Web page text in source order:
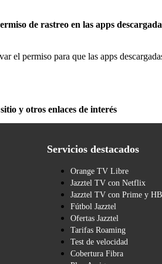
de rastreo en las apps
el permiso para que las apps
y otros enlaces de interés
Servicios destacados
Orange TV Libre
Jazztel TV con Netflix
Jazztel TV con Prime y
Fútbol Jazztel
Ofertas Jazztel
Tarifas Roaming
Test de velocidad
Cobertura Fibra